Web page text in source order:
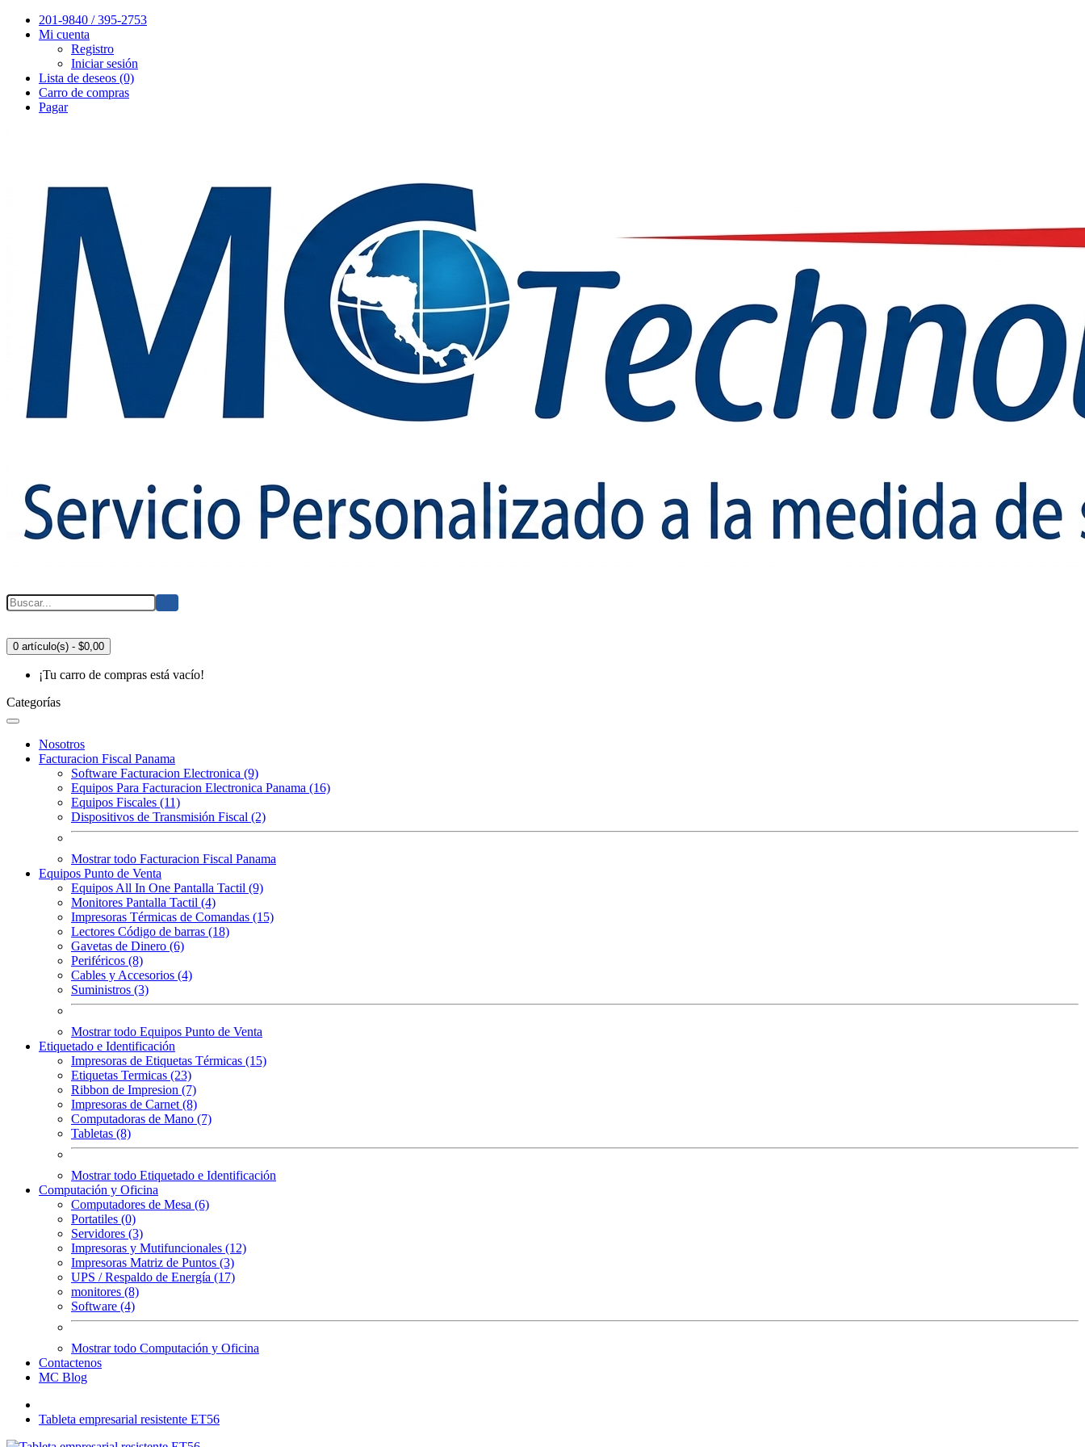
201-9840 / 395-2753
Mi cuenta
Registro
Iniciar sesión
Lista de deseos (0)
Carro de compras
Pagar
0 artículo(s) - $0,00
¡Tu carro de compras está vacío!
Categorías
Nosotros
Facturacion Fiscal Panama
Software Facturacion Electronica (9)
Equipos Para Facturacion Electronica Panama (16)
Equipos Fiscales (11)
Dispositivos de Transmisión Fiscal (2)
Mostrar todo Facturacion Fiscal Panama
Equipos Punto de Venta
Equipos All In One Pantalla Tactil (9)
Monitores Pantalla Tactil (4)
Impresoras Térmicas de Comandas (15)
Lectores Código de barras (18)
Gavetas de Dinero (6)
Periféricos (8)
Cables y Accesorios (4)
Suministros (3)
Mostrar todo Equipos Punto de Venta
Etiquetado e Identificación
Impresoras de Etiquetas Térmicas (15)
Etiquetas Termicas (23)
Ribbon de Impresion (7)
Impresoras de Carnet (8)
Computadoras de Mano (7)
Tabletas (8)
Mostrar todo Etiquetado e Identificación
Computación y Oficina
Computadores de Mesa (6)
Portatiles (0)
Servidores (3)
Impresoras y Mutifuncionales (12)
Impresoras Matriz de Puntos (3)
UPS / Respaldo de Energía (17)
monitores (8)
Software (4)
Mostrar todo Computación y Oficina
Contactenos
MC Blog
Tableta empresarial resistente ET56